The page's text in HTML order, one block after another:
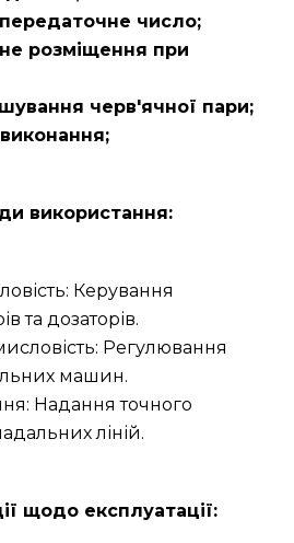
число;
розміщення при
черв'ячної пари;
використання:
Керування
та дозаторів.
Регулювання
машин.
Надання точного
ліній.
щодо експлуатації: